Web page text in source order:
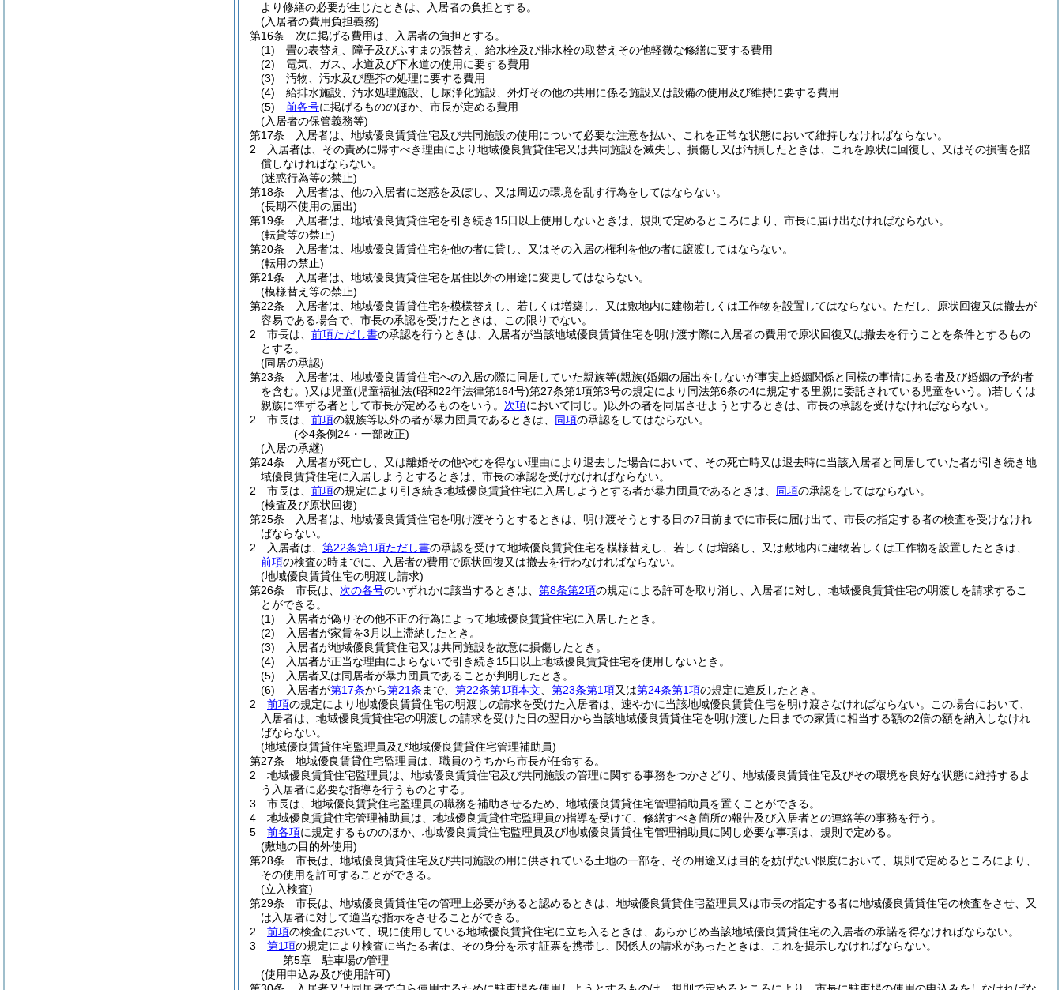
より修繕の必要が生じたときは、入居者の負担とする。
(入居者の費用負担義務)
第16条
次に掲げる費用は、入居者の負担とする。
(1)
畳の表替え、障子及びふすまの張替え、給水栓及び排水栓の取替えその他軽微な修繕に要する費用
(2)
電気、ガス、水道及び下水道の使用に要する費用
(3)
汚物、汚水及び塵芥の処理に要する費用
(4)
給排水施設、汚水処理施設、し尿浄化施設、外灯その他の共用に係る施設又は設備の使用及び維持に要する費用
(5)
前各号に掲げるもののほか、市長が定める費用
(入居者の保管義務等)
第17条
入居者は、地域優良賃貸住宅及び共同施設の使用について必要な注意を払い、これを正常な状態において維持しなければならない。
2
入居者は、その責めに帰すべき理由により地域優良賃貸住宅又は共同施設を滅失し、損傷し又は汚損したときは、これを原状に回復し、又はその損害を賠
償しなければならない。
(迷惑行為等の禁止)
第18条
入居者は、他の入居者に迷惑を及ぼし、又は周辺の環境を乱す行為をしてはならない。
(長期不使用の届出)
第19条
入居者は、地域優良賃貸住宅を引き続き15日以上使用しないときは、規則で定めるところにより、市長に届け出なければならない。
(転貸等の禁止)
第20条
入居者は、地域優良賃貸住宅を他の者に貸し、又はその入居の権利を他の者に譲渡してはならない。
(転用の禁止)
第21条
入居者は、地域優良賃貸住宅を居住以外の用途に変更してはならない。
(模様替え等の禁止)
第22条
入居者は、地域優良賃貸住宅を模様替えし、若しくは増築し、又は敷地内に建物若しくは工作物を設置してはならない。 ただし、原状回復又は撤去が
容易である場合で、市長の承認を受けたときは、この限りでない。
2
市長は、 前項ただし書の承認を行うときは、入居者が当該地域優良賃貸住宅を明け渡す際に入居者の費用で原状回復又は撤去を行うことを条件とするもの
とする。
(同居の承認)
第23条
入居者は、地域優良賃貸住宅への入居の際に同居していた親族等(親族(婚姻の届出をしないが事実上婚姻関係と同様の事情にある者及び婚姻の予約者
を含む。)又は児童(児童福祉法(昭和22年法律第164号)第27条第1項第3号の規定により同法第6条の4に規定する里親に委託されている児童をいう。)若しくは
親族に準ずる者として市長が定めるものをいう。 次項において同じ。)以外の者を同居させようとするときは、市長の承認を受けなければならない。
2
市長は、 前項の親族等以外の者が暴力団員であるときは、 同項の承認をしてはならない。
(令4条例24・一部改正)
(入居の承継)
第24条
入居者が死亡し、又は離婚その他やむを得ない理由により退去した場合において、その死亡時又は退去時に当該入居者と同居していた者が引き続き地
域優良賃貸住宅に入居しようとするときは、市長の承認を受けなければならない。
2
市長は、 前項の規定により引き続き地域優良賃貸住宅に入居しようとする者が暴力団員であるときは、 同項の承認をしてはならない。
(検査及び原状回復)
第25条
入居者は、地域優良賃貸住宅を明け渡そうとするときは、明け渡そうとする日の7日前までに市長に届け出て、市長の指定する者の検査を受けなけれ
ばならない。
2
入居者は、 第22条第1項ただし書の承認を受けて地域優良賃貸住宅を模様替えし、若しくは増築し、又は敷地内に建物若しくは工作物を設置したときは、
前項の検査の時までに、入居者の費用で原状回復又は撤去を行わなければならない。
(地域優良賃貸住宅の明渡し請求)
第26条
市長は、 次の各号のいずれかに該当するときは、 第8条第2項の規定による許可を取り消し、入居者に対し、地域優良賃貸住宅の明渡しを請求するこ
とができる。
(1)
入居者が偽りその他不正の行為によって地域優良賃貸住宅に入居したとき。
(2)
入居者が家賃を3月以上滞納したとき。
(3)
入居者が地域優良賃貸住宅又は共同施設を故意に損傷したとき。
(4)
入居者が正当な理由によらないで引き続き15日以上地域優良賃貸住宅を使用しないとき。
(5)
入居者又は同居者が暴力団員であることが判明したとき。
(6)
入居者が第17条から第21条 まで、 第22条第1項本文 第23条第1項又は第24条第1項の規定に違反したとき。
2
前項の規定により地域優良賃貸住宅の明渡しの請求を受けた入居者は、速やかに当該地域優良賃貸住宅を明け渡さなければならない。
この場合において、
入居者は、地域優良賃貸住宅の明渡しの請求を受けた日の翌日から当該地域優良賃貸住宅を明け渡した日までの家賃に相当する額の2倍の額を納入しなけれ
ばならない。
(地域優良賃貸住宅監理員及び地域優良賃貸住宅管理補助員)
第27条
地域優良賃貸住宅監理員は、職員のうちから市長が任命する。
2
地域優良賃貸住宅監理員は、地域優良賃貸住宅及び共同施設の管理に関する事務をつかさどり、地域優良賃貸住宅及びその環境を良好な状態に維持するよ
う入居者に必要な指導を行うものとする。
3
市長は、地域優良賃貸住宅監理員の職務を補助させるため、地域優良賃貸住宅管理補助員を置くことができる。
4
地域優良賃貸住宅管理補助員は、地域優良賃貸住宅監理員の指導を受けて、修繕すべき箇所の報告及び入居者との連絡等の事務を行う。
5
前各項に規定するもののほか、地域優良賃貸住宅監理員及び地域優良賃貸住宅管理補助員に関し必要な事項は、規則で定める。
(敷地の目的外使用)
第28条
市長は、地域優良賃貸住宅及び共同施設の用に供されている土地の一部を、その用途又は目的を妨げない限度において、規則で定めるところにより、
その使用を許可することができる。
(立入検査)
第29条
市長は、地域優良賃貸住宅の管理上必要があると認めるときは、地域優良賃貸住宅監理員又は市長の指定する者に地域優良賃貸住宅の検査をさせ、又
は入居者に対して適当な指示をさせることができる。
2
前項の検査において、現に使用している地域優良賃貸住宅に立ち入るときは、あらかじめ当該地域優良賃貸住宅の入居者の承諾を得なければならない。
3
第1項の規定により検査に当たる者は、その身分を示す証票を携帯し、関係人の請求があったときは、これを提示しなければならない。
第5章
駐車場の管理
(使用申込み及び使用許可)